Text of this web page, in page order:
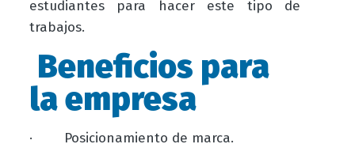
estudiantes para hacer este tipo de
trabajos.
Beneficios para
la empresa
· Posicionamiento de marca.